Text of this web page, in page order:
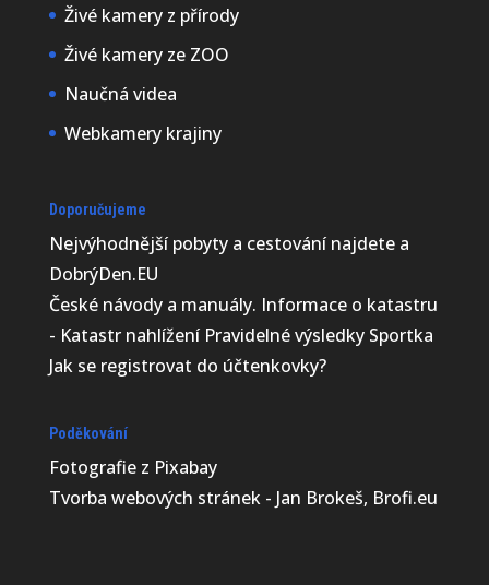
Živé kamery z přírody
Živé kamery ze ZOO
Naučná videa
Webkamery krajiny
Doporučujeme
Nejvýhodnější pobyty a cestování najdete a
DobrýDen.EU
České návodya manuály. Informace o katastru
- Katastr nahlíženíPravidelné výsledky Sportka
Jak se registrovat do účtenkovky?
Poděkování
Fotografie z Pixabay
Tvorba webových stránek - Jan Brokeš, Brofi.eu
Petra Chlumecka
21. září museli utratit samici
ledního medvěda Bertu. Její
onkologické onemocnění se
jako neléčitelné. Pražská
rodačka by se 2. prosince
dožila 20 let. V prostoru